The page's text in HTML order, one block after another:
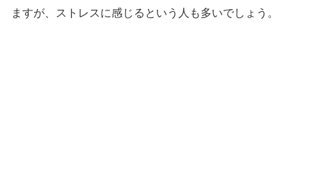
ますが、ストレスに感じるという人も多いでしょう。